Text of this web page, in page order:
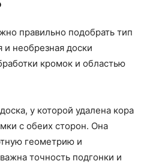
правильно подобрать тип
и необрезная доски
кромок и областью
у которой удалена кора
с обеих сторон. Она
геометрию и
точность подгонки и